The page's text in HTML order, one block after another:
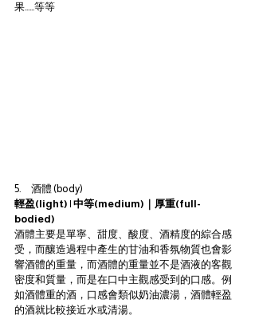
果……等等
5.      酒體 (body)
輕盈(light) | 中等(medium)｜厚重(full-
bodied)
酒體主要是單寧、甜度、酸度、酒精度的綜合感
受，而釀造過程中產生的甘油和香氛物質也會影
響酒體的重量，而酒體的重量並不是酒液的客觀
密度和質量，而是在口中主觀感受到的口感。例
如酒體重的酒，口感會類似奶油濃湯，酒體輕盈
的酒就比較接近水或清湯。